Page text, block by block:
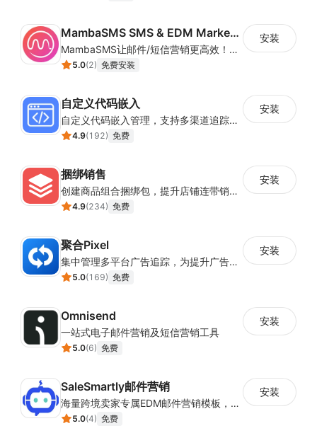
MambaSMS SMS & EDM Marketing
MambaSMS让邮件/短信营销更高效！MambaSMS可以帮助商家通过邮件和短信即时联系客户。并通过自动化流程，提高弃单挽回效率。
5.0(2) 免费安装
安装
自定义代码嵌入
自定义代码嵌入管理，支持多渠道追踪与营销活动配置
4.9(192) 免费
安装
捆绑销售
创建商品组合捆绑包，提升店铺连带销售率
4.9(234) 免费
安装
聚合Pixel
集中管理多平台广告追踪，为提升广告ROAS与转化率提供数据基础
5.0(169) 免费
安装
Omnisend
一站式电子邮件营销及短信营销工具
5.0(6) 免费
安装
SaleSmartly邮件营销
海量跨境卖家专属EDM邮件营销模板，从邮件发送到下单全链路效果追踪，全生命周期触达用户触达。
5.0(4) 免费
安装